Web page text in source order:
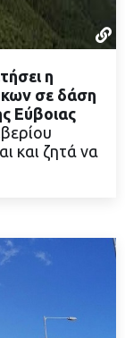
η
σε δάση
Εύβοιας
και ζητά να